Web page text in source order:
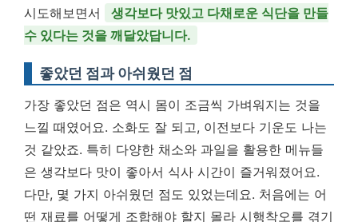
시도해보면서
생각보다 맛있고 다채로운 식단을 만들
수 있다는 것을 깨달았답니다.
좋았던 점과 아쉬웠던 점
가장 좋았던 점은 역시 몸이 조금씩 가벼워지는 것을
느낄 때였어요. 소화도 잘 되고, 이전보다 기운도 나는
것 같았죠. 특히 다양한 채소와 과일을 활용한 메뉴들
은 생각보다 맛이 좋아서 식사 시간이 즐거워졌어요.
다만, 몇 가지 아쉬웠던 점도 있었는데요. 처음에는 어
떤 재료를 어떻게 조합해야 할지 몰라 시행착오를 겪기